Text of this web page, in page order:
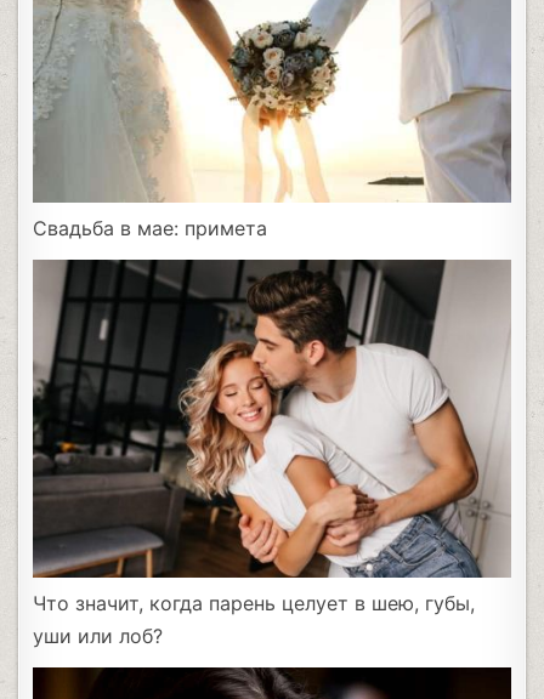
Свадьба в мае: примета
Что значит, когда парень целует в шею, губы,
уши или лоб?